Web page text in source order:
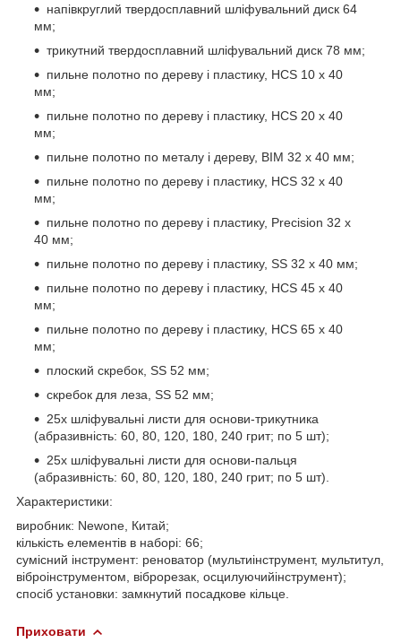
напівкруглий твердосплавний шліфувальний диск 64
мм;
трикутний твердосплавний шліфувальний диск 78 мм;
пильне полотно по дереву і пластику, HCS 10 x 40
мм;
пильне полотно по дереву і пластику, HCS 20 x 40
мм;
пильне полотно по металу і дереву, BIM 32 x 40 мм;
пильне полотно по дереву і пластику, HCS 32 x 40
мм;
пильне полотно по дереву і пластику, Precision 32 x
40 мм;
пильне полотно по дереву і пластику, SS 32 x 40 мм;
пильне полотно по дереву і пластику, HCS 45 x 40
мм;
пильне полотно по дереву і пластику, HCS 65 x 40
мм;
плоский скребок, SS 52 мм;
скребок для леза, SS 52 мм;
25х шліфувальні листи для основи-трикутника
(абразивність: 60, 80, 120, 180, 240 грит; по 5 шт);
25х шліфувальні листи для основи-пальця
(абразивність: 60, 80, 120, 180, 240 грит; по 5 шт).
Характеристики:
виробник: Newone, Китай;
кількість елементів в наборі: 66;
сумісний інструмент: реноватор (мультиінструмент, мультитул,
віброінструментом, віброрезак, осцилуючийінструмент);
спосіб установки: замкнутий посадкове кільце.
Приховати